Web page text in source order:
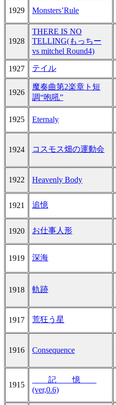
1929 Monsters’Rule
1928
THERE IS NO
TELLING(もっちー
vs mitchel Round4)
1927 テイル
1926
魔奏曲第2楽章ト短
調“咆吼”
1925 Eternaly
1924 コスモス畑の運動会
1922 Heavenly Body
1921 追憶
1920 お仕事人形
1919 深海
1918 軌跡
1917 荒狂う星
1916 Consequence
1915
＿＿記＿＿憶＿＿
(ver,0.6)